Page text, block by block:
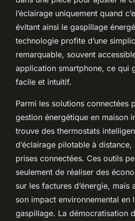
l’éclairage uniquement quand
évitant ainsi le gaspillage
technologie profite d’une
remarquable, souvent
application smartphone, ce qui
facile et intuitif.
Parmi les solutions connectées
gestion énergétique en maison
trouve des thermostats
d’éclairage pilotable à
prises connectées. Ces outils
seulement de réaliser des
sur les factures d’énergie, mais
son impact environnemental en
gaspillage. La démocratisation